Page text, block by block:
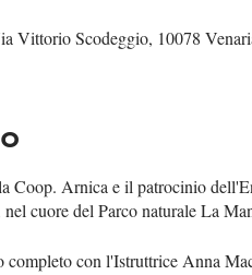
Vittorio Scodeggio, 10078
Coop. Arnica e il patrocinio
cuore del Parco naturale La
completo con l'Istruttrice Anna